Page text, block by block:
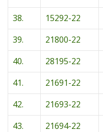
38.
15292-22
39.
21800-22
40.
28195-22
41.
21691-22
42.
21693-22
43.
21694-22